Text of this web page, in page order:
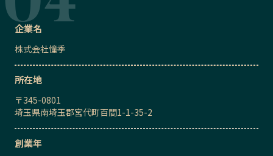
企業名
株式会社憧季
所在地
〒345-0801
埼玉県南埼玉郡宮代町百間1-1-35-2
創業年